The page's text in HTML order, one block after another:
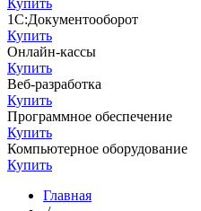
Купить
1С:Документооборот
Купить
Онлайн-кассы
Купить
Веб-разработка
Купить
Программное обеспечение
Купить
Компьютерное оборудование
Купить
Главная